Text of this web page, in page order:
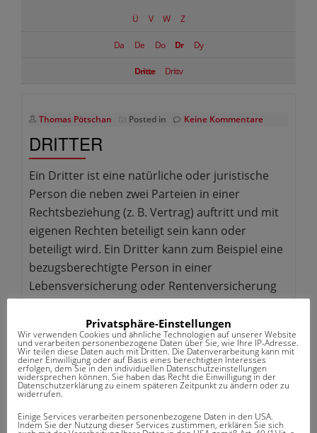
Ü V W Z
Da De Do Dr Dy
Dritte Drittv
Thomas Pötschan Posted in Keine Kommentare
DRITTER
Ein Dritter ist eine natürliche oder juristische
Person die neben zwei Parteien in einer
Rechtsbeziehung (z. B. Vertrag) auftritt und mit
eigenen Rechten beteiligt sein kann oder
beteiligt wird. Ein Dritter kann zum Beispiel eine
bezugsberechtigte Person in einer
Lebensversicherung oder Rentenversicherung
versicherte Person sein. In einem Schadenfall
[…]
Privatsphäre-Einstellungen
Wir verwenden Cookies und ähnliche Technologien auf unserer Website
und verarbeiten personenbezogene Daten über Sie, wie Ihre IP-Adresse.
Wir teilen diese Daten auch mit Dritten. Die Datenverarbeitung kann mit
deiner Einwilligung oder auf Basis eines berechtigten Interesses
erfolgen, dem Sie in den individuellen Datenschutzeinstellungen
widersprechen können. Sie haben das Recht die Einwilligung in der
Datenschutzerklärung zu einem späteren Zeitpunkt zu ändern oder zu
widerrufen.
Einige Services verarbeiten personenbezogene Daten in den USA.
Indem Sie der Nutzung dieser Services zustimmen, erklären Sie sich